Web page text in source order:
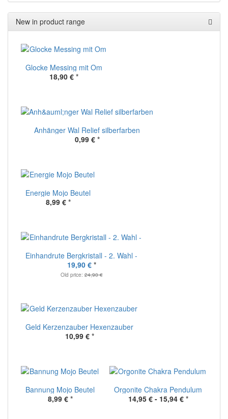
New in product range
Glocke Messing mit Om
18,90 € *
Anhänger Wal Relief silberfarben
0,99 € *
Energie Mojo Beutel
8,99 € *
Einhandrute Bergkristall - 2. Wahl -
19,90 € *
Old price:24,90 €
Geld Kerzenzauber Hexenzauber
10,99 € *
Bannung Mojo Beutel
8,99 € *
Orgonite Chakra Pendulum
14,95 € - 15,94 € *